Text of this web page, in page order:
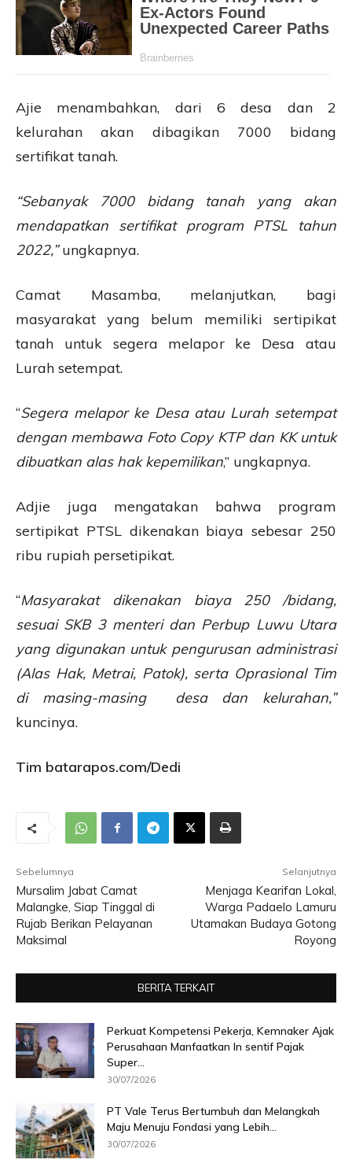
Ajie menambahkan, dari 6 desa dan 2
kelurahan akan dibagikan 7000 bidang
sertifikat tanah.
“Sebanyak 7000 bidang tanah yang akan
mendapatkan sertifikat program PTSL tahun
2022,”ungkapnya.
Camat Masamba, melanjutkan, bagi
masyarakat yang belum memiliki sertipikat
tanah untuk segera melapor ke Desa atau
Lurah setempat.
“Segera melapor ke Desa atau Lurah setempat
dengan membawa Foto Copy KTP dan KK untuk
dibuatkan alas hak kepemilikan,” ungkapnya.
Adjie juga mengatakan bahwa program
sertipikat PTSL dikenakan biaya sebesar 250
ribu rupiah persetipikat.
“Masyarakat dikenakan biaya 250 /bidang,
sesuai SKB 3 menteri dan Perbup Luwu Utara
yang digunakan untuk pengurusan administrasi
(Alas Hak, Metrai, Patok), serta Oprasional Tim
di masing-masing desa dan kelurahan,”
kuncinya.
Tim batarapos.com/Dedi
Sebelumnya
Mursalim Jabat Camat
Malangke, Siap Tinggal di
Rujab Berikan Pelayanan
Maksimal
Selanjutnya
Menjaga Kearifan Lokal,
Warga Padaelo Lamuru
Utamakan Budaya Gotong
Royong
BERITA TERKAIT
Perkuat Kompetensi Pekerja, Kemnaker Ajak
Perusahaan Manfaatkan In sentif Pajak
Super...
30/07/2026
PT Vale Terus Bertumbuh dan Melangkah
Maju Menuju Fondasi yang Lebih...
30/07/2026